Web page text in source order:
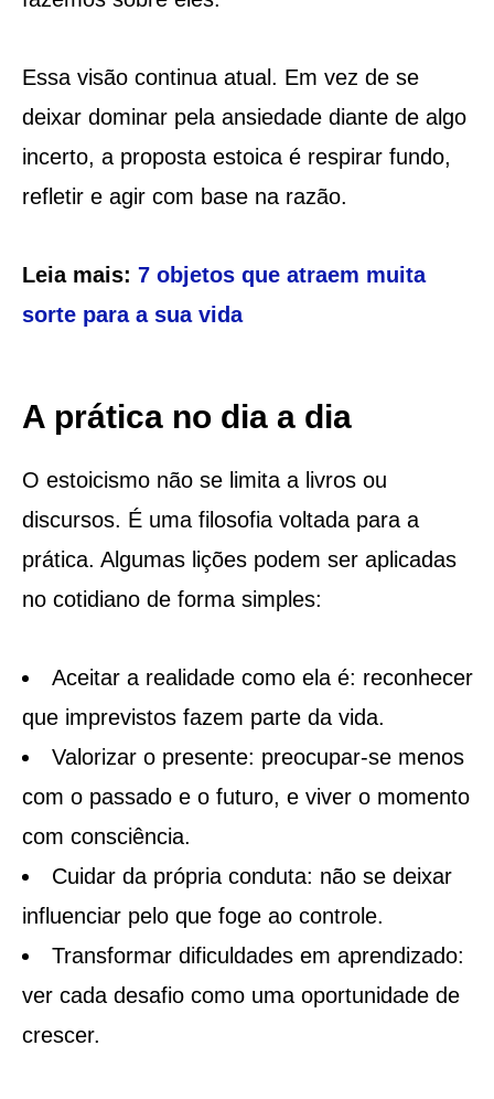
Essa visão continua atual. Em vez de se
deixar dominar pela ansiedade diante de algo
incerto, a proposta estoica é respirar fundo,
refletir e agir com base na razão.
Leia mais: 7 objetos que atraem muita
sorte para a sua vida
A prática no dia a dia
O estoicismo não se limita a livros ou
discursos. É uma filosofia voltada para a
prática. Algumas lições podem ser aplicadas
no cotidiano de forma simples:
Aceitar a realidade como ela é: reconhecer
que imprevistos fazem parte da vida.
Valorizar o presente: preocupar-se menos
com o passado e o futuro, e viver o momento
com consciência.
Cuidar da própria conduta: não se deixar
influenciar pelo que foge ao controle.
Transformar dificuldades em aprendizado:
ver cada desafio como uma oportunidade de
crescer.